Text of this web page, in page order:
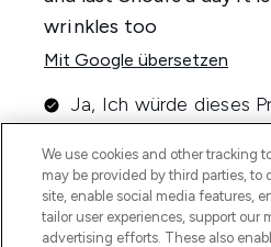
We use cookies and other tracking
may be provided by third parties, to
site, enable social media features,
tailor user experiences, support our
advertising efforts. These also